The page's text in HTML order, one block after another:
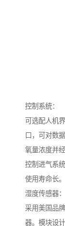
控制系统：
可选配人机
口，可对数
氧量浓度并
控制进气系
使用寿命长
湿度传感器：
采用美国品
器。模块设